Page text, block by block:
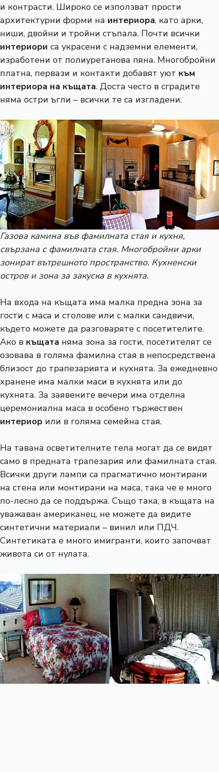
и контрасти. Широко се използват прости
архитектурни форми на интериора, като арки,
ниши, двойни и тройни стъпала. Почти всички
интериори са украсени с надземни елементи,
изработени от полиуретанова пяна. Многобройни
платна, первази и контакти добавят уют към
интериора на къщата. Доста често в сградите
няма остри ъгли – всички те са изгладени.
Газова камина във фамилната стая и кухня,
свързана с фамилната стая. Многобройни арки
зонират вътрешното пространство. Кухненски
остров и зона за закуска в кухнята.
На входа на къщата има малка предна зона за
гости с маса и столове или с малки сандвичи,
където можете да разговаряте с посетителите.
Ако в къщата няма зона за гости, посетителят се
озовава в голяма фамилна стая в непосредствена
близост до трапезарията и кухнята. За ежедневно
хранене има малки маси в кухнята или до
кухнята. За заявените вечери има отделна
церемониална маса в особено тържествен
интериор или в голяма семейна стая.
На тавана осветителните тела могат да се видят
само в предната трапезария или фамилната стая.
Всички други лампи са прагматично монтирани
на стена или монтирани на маса, така че е много
по-лесно да се поддържа. Също така, в къщата на
уважаван американец, не можете да видите
синтетични материали – винил или ПДЧ.
Синтетиката е много имигранти, които започват
живота си от нулата.